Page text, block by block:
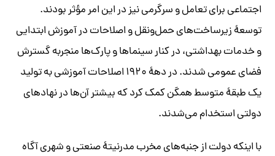
اجتماعی برای تعامل و سرگرمی نیز در این امر مؤثر بودند.
توسعۀ زیرساخت‌های حمل‌و‌نقل و اصلاحات در آموزش ابتدایی
و خدمات بهداشتی، در کنار سینماها و پارک‌ها منجر‌به گسترش
فضای عمومی شدند. در دهۀ ۱۹۲۰ اصلاحات آموزشی به تولید
یک طبقۀ متوسط همگن کمک کرد که بیشتر آن‌ها در نهادهای
دولتی استخدام می‌شدند.
با اینکه دولت از جنبه‌های مخرب مدرنیتۀ صنعتی و شهری آگاه